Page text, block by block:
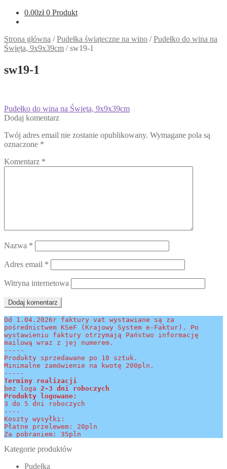
0.00zł 0 Produkt
Strona główna /Pudełka świąteczne na wino /Pudełko do wina na
Święta, 9x9x39cm /sw19-1
sw19-1
Nawigacja
wpisu
Poprzedni
wpis:
Pudełko do wina na Święta, 9x9x39cm
Dodaj komentarz
Twój adres email nie zostanie opublikowany. Wymagane pola są
oznaczone *
Komentarz *
Nazwa *
Adres email *
Witryna internetowa
Od 1.04.2026r faktury vat wystawiane są za
pośrednictwem KSeF (Krajowy System e-Faktur). Po
wystawieniu faktury otrzymają Państwo informację
mailową wraz z jej numerem.
-----
Produkty sprzedawane po 10 sztuk.
Minimalne zamówienie na kwotę 200pln.
-----
Terminy realizacji
bez loga 2-3 dni roboczych
Produkty logowane:
3 do 5 dni roboczych
----
Koszty wysyłki:
Płatne przelewem: 20pln
Za pobraniem: 35pln
Kategorie produktów
Pudełka